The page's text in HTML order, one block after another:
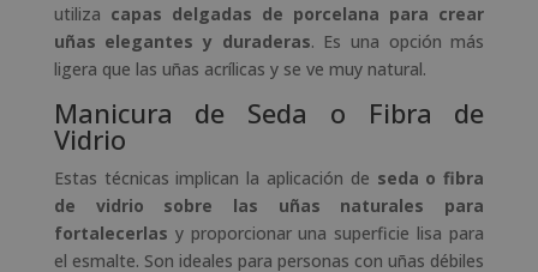
utiliza capas delgadas de porcelana para crear
uñas elegantes y duraderas. Es una opción más
ligera que las uñas acrílicas y se ve muy natural.
Manicura de Seda o Fibra de
Vidrio
Estas técnicas implican la aplicación de seda o fibra
de vidrio sobre las uñas naturales para
fortalecerlas y proporcionar una superficie lisa para
el esmalte. Son ideales para personas con uñas débiles